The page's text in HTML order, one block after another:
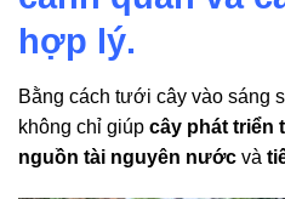
hợp lý.
Bằng cách tưới cây vào sáng
không chỉ giúp cây phát triển
nguồn tài nguyên nước và